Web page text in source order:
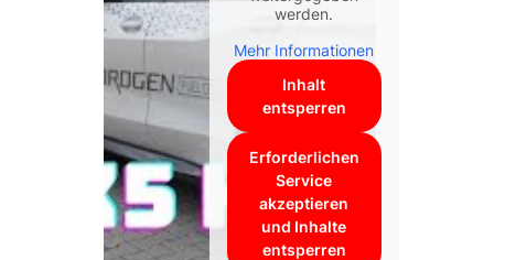
werden.
Mehr Informationen
Inhalt
entsperren
Erforderlichen
Service
akzeptieren
und Inhalte
entsperren